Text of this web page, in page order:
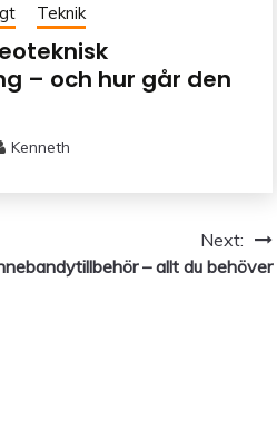
Teknik
– och hur går den
Kenneth
Next:
– allt du behöver